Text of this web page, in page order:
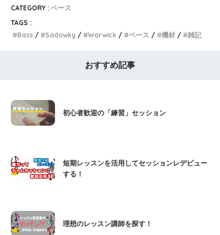
CATEGORY :ベース
TAGS :
Bass
Sadowky Warwick ベース 機材 雑記
おすすめ記事
初心者歓迎の「練習」セッション
短期レッスンを活用してセッションレデビュー
する！
理想のレッスン講師を探す！